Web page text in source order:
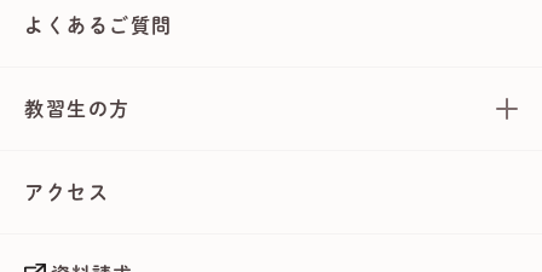
よくあるご質問
教習生の方
アクセス